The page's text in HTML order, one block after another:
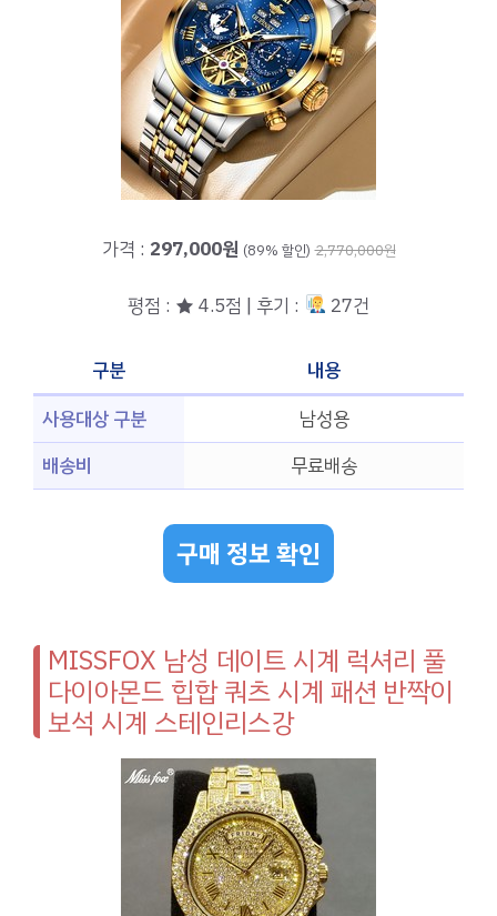
가격 : 297,000원 (89% 할인) 2,770,000원
평점 : ★ 4.5점 | 후기 : 27건
구분
내용
사용대상 구분
남성용
배송비
무료배송
구매 정보 확인
MISSFOX 남성 데이트 시계 럭셔리 풀
다이아몬드 힙합 쿼츠 시계 패션 반짝이
보석 시계 스테인리스강